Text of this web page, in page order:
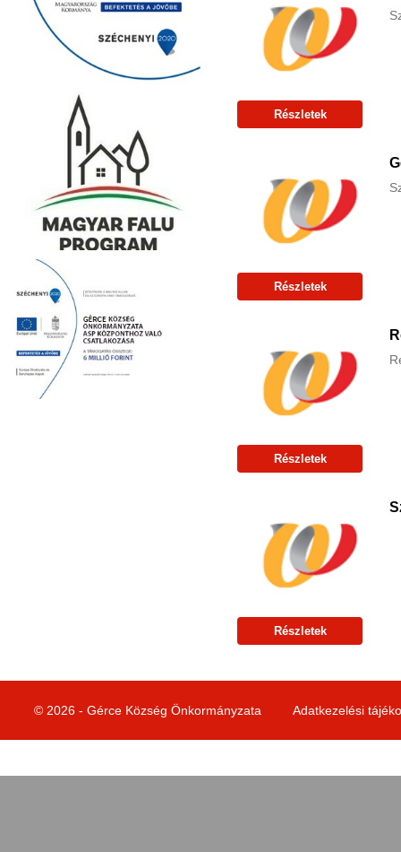
Részletek
Részletek
Részletek
Részletek
© 2026 - Gérce Község Önkormányzata Adatkezelési